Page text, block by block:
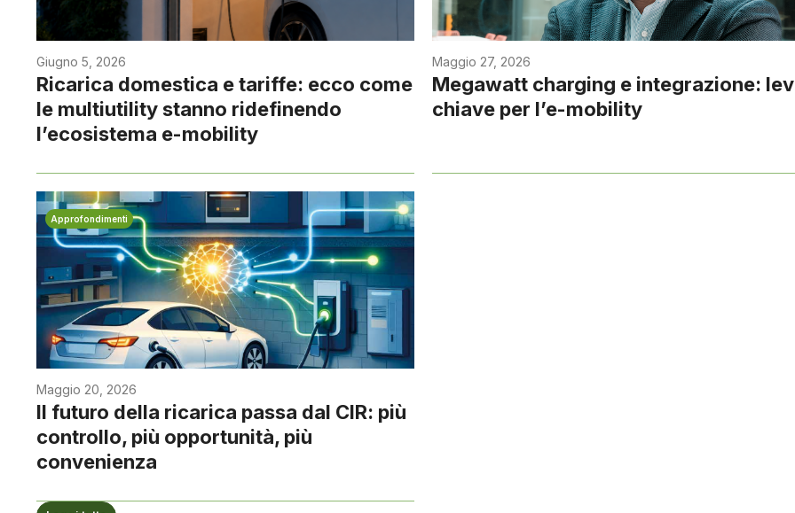
Giugno 5, 2026
Ricarica domestica e tariffe: ecco come
le multiutility stanno ridefinendo
l’ecosistema e-mobility
Maggio 27, 2026
Megawatt charging e integrazione:
chiave per l’e-mobility
Approfondimenti
Maggio 20, 2026
Il futuro della ricarica passa dal CIR: più
controllo, più opportunità, più
convenienza